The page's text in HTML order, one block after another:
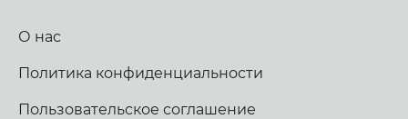
О нас
Политика конфиденциальности
Пользовательское соглашение